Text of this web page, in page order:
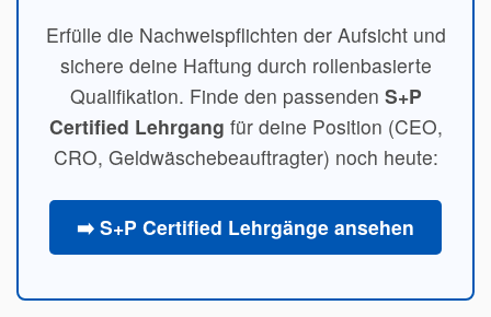
Erfülle die Nachweispflichten der Aufsicht und
sichere deine Haftung durch rollenbasierte
Qualifikation. Finde den passenden S+P
Certified Lehrgang für deine Position (CEO,
CRO, Geldwäschebeauftragter) noch heute:
➡️ S+P Certified Lehrgänge ansehen